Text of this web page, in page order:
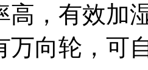
高，有效加
万向轮，可